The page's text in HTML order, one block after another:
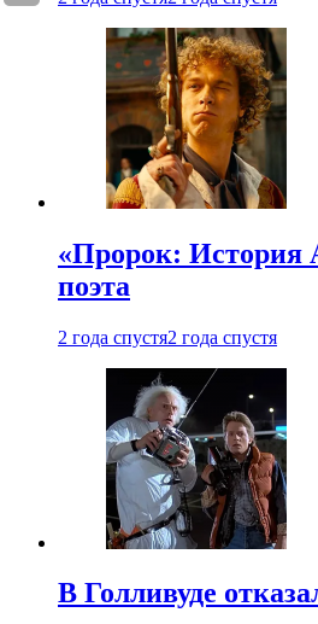
«Пророк: История
поэта
2 года спустя2 года спустя
В Голливуде